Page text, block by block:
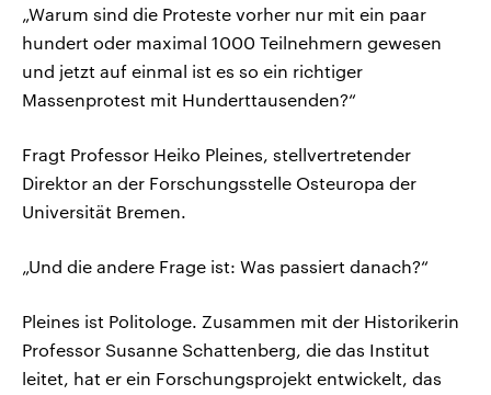
„Warum sind die Proteste vorher nur mit ein paar
hundert oder maximal 1000 Teilnehmern gewesen
und jetzt auf einmal ist es so ein richtiger
Massenprotest mit Hunderttausenden?“
Fragt Professor Heiko Pleines, stellvertretender
Direktor an der Forschungsstelle Osteuropa der
Universität Bremen.
„Und die andere Frage ist: Was passiert danach?“
Pleines ist Politologe. Zusammen mit der Historikerin
Professor Susanne Schattenberg, die das Institut
leitet, hat er ein Forschungsprojekt entwickelt, das